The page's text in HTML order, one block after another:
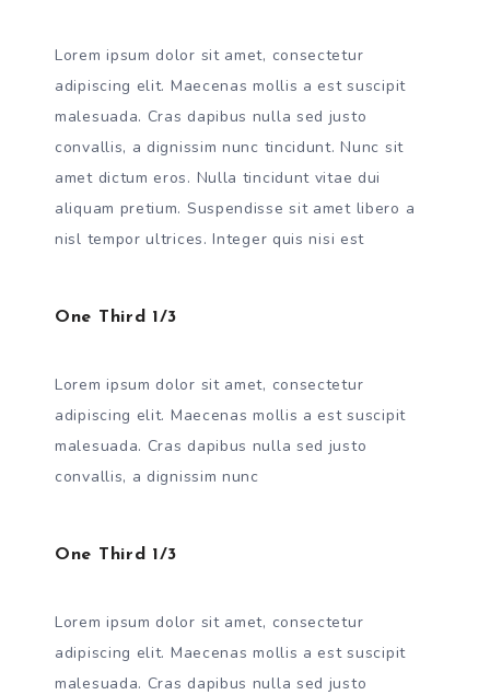
Lorem ipsum dolor sit amet, consectetur
adipiscing elit. Maecenas mollis a est suscipit
malesuada. Cras dapibus nulla sed justo
convallis, a dignissim nunc tincidunt. Nunc sit
amet dictum eros. Nulla tincidunt vitae dui
aliquam pretium. Suspendisse sit amet libero a
nisl tempor ultrices. Integer quis nisi est
One Third 1/3
Lorem ipsum dolor sit amet, consectetur
adipiscing elit. Maecenas mollis a est suscipit
malesuada. Cras dapibus nulla sed justo
convallis, a dignissim nunc
One Third 1/3
Lorem ipsum dolor sit amet, consectetur
adipiscing elit. Maecenas mollis a est suscipit
malesuada. Cras dapibus nulla sed justo